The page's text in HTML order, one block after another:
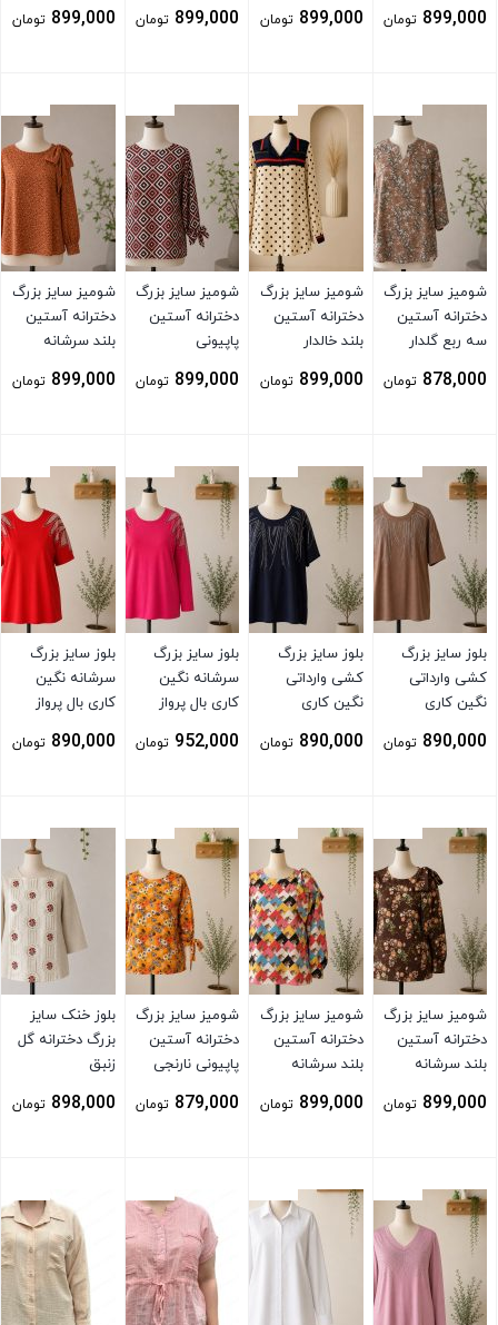
899,000 تومان 899,000 تومان 899,000 تومان 899,000 تومان
شومیز سایز بزرگ
دخترانه آستین
سه ربع گلدار
878,000 تومان
شومیز سایز بزرگ
دخترانه آستین
بلند خالدار
899,000 تومان
شومیز سایز بزرگ
دخترانه آستین
پاپیونی
899,000 تومان
شومیز سایز بزرگ
دخترانه آستین
بلند سرشانه
899,000 تومان
بلوز سایز بزرگ
کشی وارداتی
نگین کاری
890,000 تومان
بلوز سایز بزرگ
کشی وارداتی
نگین کاری
890,000 تومان
بلوز سایز بزرگ
سرشانه نگین
کاری بال پرواز
952,000 تومان
بلوز سایز بزرگ
سرشانه نگین
کاری بال پرواز
890,000 تومان
شومیز سایز بزرگ
دخترانه آستین
بلند سرشانه
899,000 تومان
شومیز سایز بزرگ
دخترانه آستین
بلند سرشانه
شاخ
899,000 تومان
شومیز سایز بزرگ
دخترانه آستین
پاپیونی نارنجی
879,000 تومان
بلوز خنک سایز
بزرگ دخترانه گل
زنبق
898,000 تومان